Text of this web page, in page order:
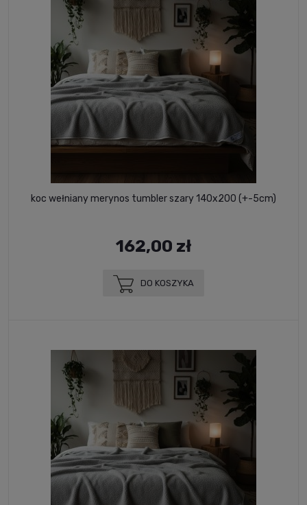
koc wełniany merynos tumbler szary 140x200 (+-5cm)
162,00 zł
DO KOSZYKA